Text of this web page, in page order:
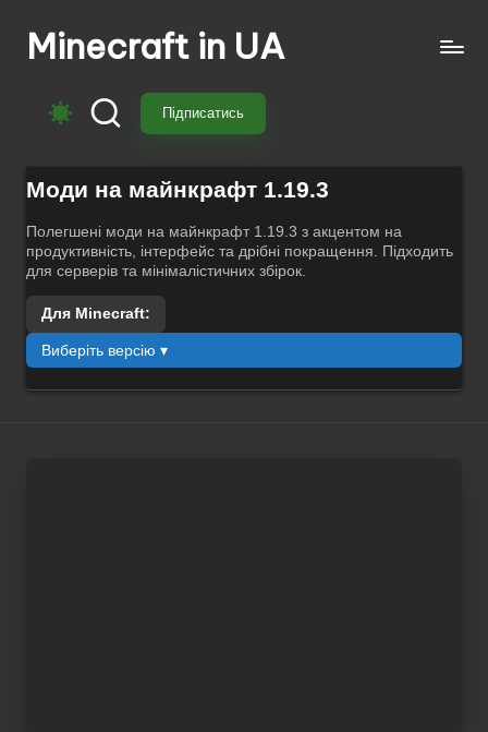
ПерейтиMinecraft in UA
свіжі
моди
Майнкрафт:
моби,
зброя,
техніка,
магія.
Завантажуй
моди
для
Підписатись
Моди на майнкрафт 1.19.3
Полегшені моди на майнкрафт 1.19.3 з акцентом на
продуктивність, інтерфейс та дрібні покращення. Підходить
для серверів та мінімалістичних збірок.
Для Minecraft:
Виберіть версію ▾